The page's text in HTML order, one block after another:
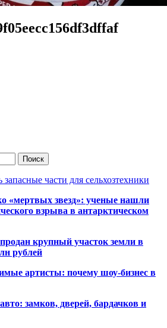
части для сельхозтехники
«мертвых звезд»: ученые нашли
взрыва в антарктическом
крупный участок земли в
рублей
артисты: почему шоу-бизнес в
замков, дверей, бардачков и